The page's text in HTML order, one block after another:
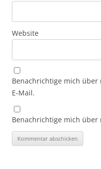
Website
Benachrichtige mich über
E-Mail.
Benachrichtige mich über